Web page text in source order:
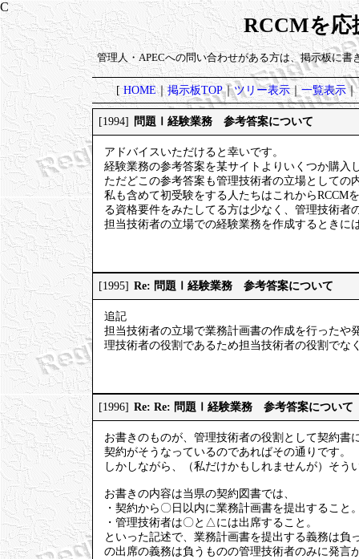
RCCMを応
管理人・APECへの問い合わせがある方は、掲示板に書
[HOME｜掲示板TOP｜ツリー表示｜一覧表示｜
[1994] 問題Ⅰ経験業務 参考答案について
アドバイスいただけると幸いです。
経験業務の参考答案を某サイトよりいくつか購入
ただどこの参考答案も管理技術者の立場としての
私も含めて初受験をする人たちはこれからRCCM
る資格要件をみたしてる方は少なく、管理技術者
担当技術者の立場での経験業務を作成するときに
[1995] Re: 問題Ⅰ経験業務 参考答案について
追記
担当技術者の立場で業務計画書の作成を行ったや
理技術者の役割であるため担当技術者の役割でな
[1996] Re: Re: 問題Ⅰ経験業務 参考答案について
お書きのものが、管理技術者の役割として契約書
契約がそうなっているのであればその通りです。
しかしながら、（私だけかもしれませんが）そ
お書きの内容は当県の契約図書では、
・契約から〇日以内に業務計画書を提出すること
・管理技術者は〇と△には出席すること。
といった記述で、業務計画書を提出する義務は
の出席の義務は負うものの管理技術者のみに発言